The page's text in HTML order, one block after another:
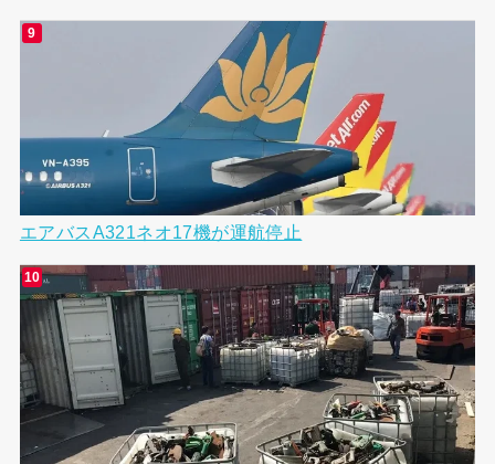
エアバスA321ネオ17機が運航停止